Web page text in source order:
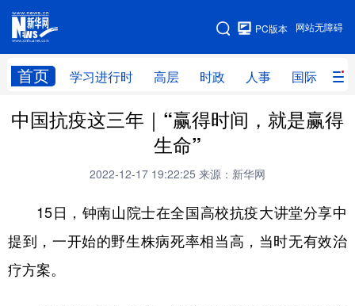
网站无障碍
PC版本
首页 学习进行时 高层 时政 人事 国际 财
网站地图
学习进行时 高层 时政 人事
科技 科创 量子 体育
文化 书画 健康 军事
中国抗疫这三年｜“赢得时间，就是赢得
生命”
2022-12-17 19:22:25 来源：新华网
15日，钟南山院士在全国高校抗疫大讲堂分享中
提到，一开始的野生株病死率相当高，当时无有效治
疗方案。